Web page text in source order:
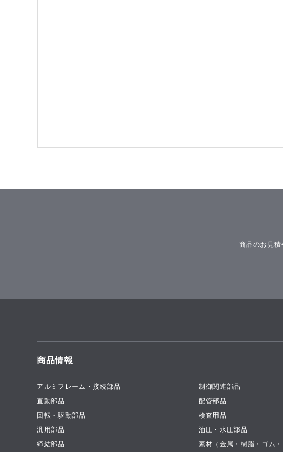
商品のお見積
商品情報
アルミフレーム・接続部品
直動部品
回転・駆動部品
汎用部品
締結部品
制御関連部品
配管部品
検査用品
油圧・水圧部品
素材（金属・樹脂・ゴム・